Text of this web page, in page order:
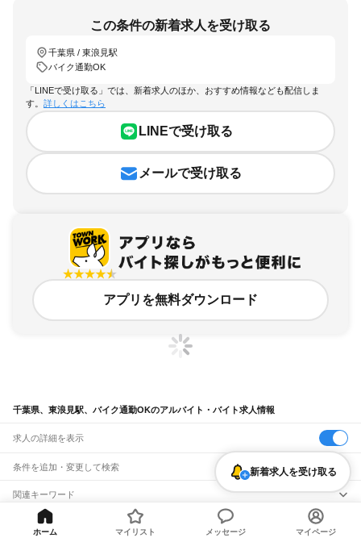
この条件の新着求人を受け取る
千葉県 / 東浪見駅
バイク通勤OK
「LINEで受け取る」では、新着求人のほか、おすすめ情報なども配信しま
す。 詳しくはこちら
LINEで受け取る
メールで受け取る
アプリを無料ダウンロード
千葉県、東浪見駅、バイク通勤OKのアルバイト・バイト求人情報
求人の詳細を表示
条件を追加・変更して検索
市区町村を追加・変更
千葉県
千葉県 すべて
駅を追加・変更
関連キーワード
完全在宅ワーク 全国 シール貼り 在宅 ガチャガチャ
バイトTOP
長生郡
バイク通勤OKのアルバイト・
新着求人を受け取る
ホーム マイリスト メッセージ マイページ